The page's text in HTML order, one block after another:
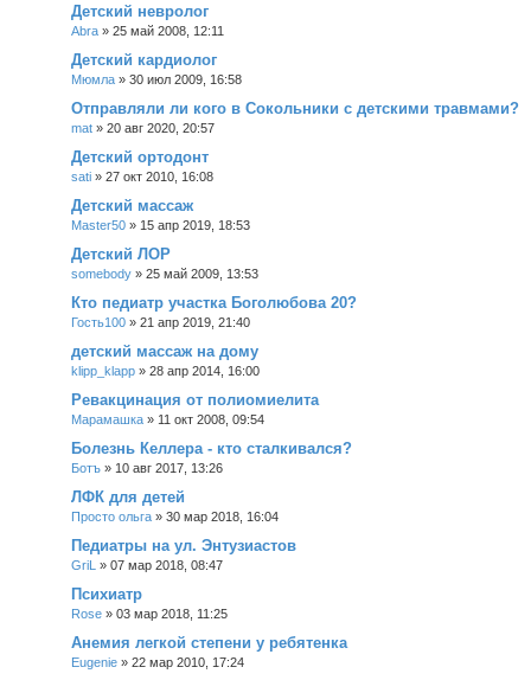
й
п
и
с
к
Детский невролог
Abra » 25 май 2008, 12:11
Детский кардиолог
Мюмла » 30 июл 2009, 16:58
Отправляли ли кого в Сокольники с детскими травмами?
mat » 20 авг 2020, 20:57
Детский ортодонт
sati » 27 окт 2010, 16:08
Детский массаж
Master50 » 15 апр 2019, 18:53
Детский ЛОР
somebody » 25 май 2009, 13:53
Кто педиатр участка Боголюбова 20?
Гость100 » 21 апр 2019, 21:40
детский массаж на дому
klipp_klapp » 28 апр 2014, 16:00
Ревакцинация от полиомиелита
Марамашка » 11 окт 2008, 09:54
Болезнь Келлера - кто сталкивался?
Ботъ » 10 авг 2017, 13:26
ЛФК для детей
Просто ольга » 30 мар 2018, 16:04
Педиатры на ул. Энтузиастов
GriL » 07 мар 2018, 08:47
Психиатр
Rose » 03 мар 2018, 11:25
Анемия легкой степени у ребятенка
Eugenie » 22 мар 2010, 17:24